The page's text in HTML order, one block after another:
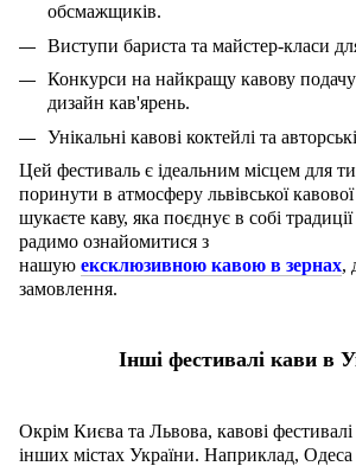
обсмажщиків.
Виступи бариста та майстер-класи
Конкурси на найкращу кавову
дизайн кав'ярень.
Унікальні кавові коктейлі та
Цей фестиваль є ідеальним місцем для
поринути в атмосферу львівської
шукаєте каву, яка поєднує в собі традиції
радимо ознайомитися з
нашую ексклюзивною кавою в зернах,
замовлення.
Інші фестивалі кави в
Окрім Києва та Львова, кавові фестивалі
інших містах України. Наприклад,